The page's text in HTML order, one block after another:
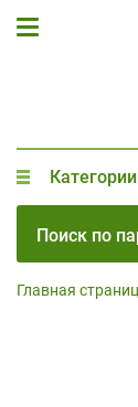
Поиск по
Главная